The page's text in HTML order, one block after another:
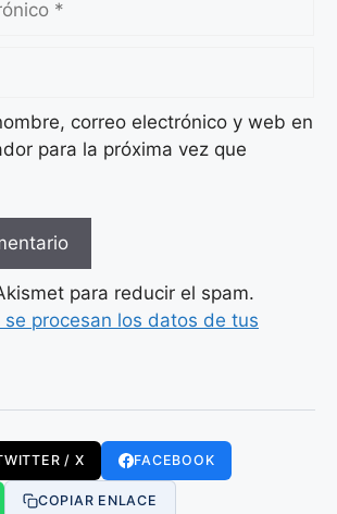
correo electrónico y web en
para la próxima vez que
para reducir el spam.
procesan los datos de tus
/ X FACEBOOK
COPIAR ENLACE